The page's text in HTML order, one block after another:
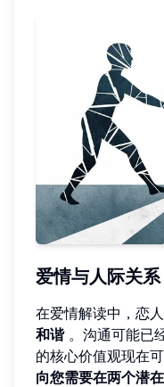
爱情与人际关
在爱情解读中，恋
和谐。沟通可能已
的核心价值观现在
向您需要在两个潜